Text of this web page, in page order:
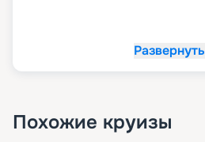
Развернуть
Похожие круизы